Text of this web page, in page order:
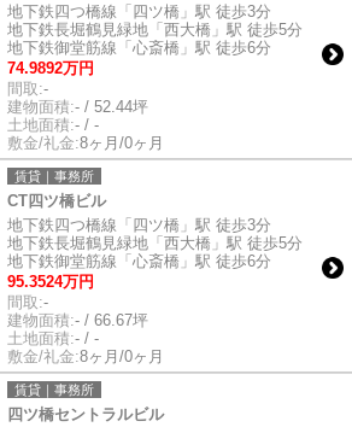
地下鉄四つ橋線「四ツ橋」駅 徒歩3分
地下鉄長堀鶴見緑地「西大橋」駅 徒歩5分
地下鉄御堂筋線「心斎橋」駅 徒歩6分
74.9892万円
間取:-
建物面積:- / 52.44坪
土地面積:- / -
敷金/礼金:8ヶ月/0ヶ月
賃貸｜事務所
CT四ツ橋ビル
地下鉄四つ橋線「四ツ橋」駅 徒歩3分
地下鉄長堀鶴見緑地「西大橋」駅 徒歩5分
地下鉄御堂筋線「心斎橋」駅 徒歩6分
95.3524万円
間取:-
建物面積:- / 66.67坪
土地面積:- / -
敷金/礼金:8ヶ月/0ヶ月
賃貸｜事務所
四ツ橋セントラルビル